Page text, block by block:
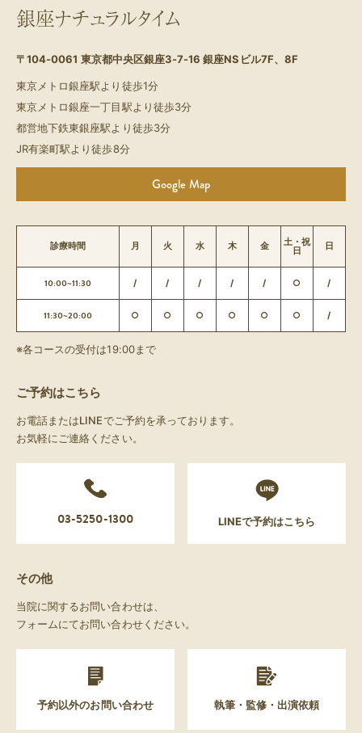
銀座ナチュラルタイム
〒104-0061 東京都中央区銀座3-7-16 銀座NSビル7F、8F
東京メトロ銀座駅より徒歩1分
東京メトロ銀座一丁目駅より徒歩3分
都営地下鉄東銀座駅より徒歩3分
JR有楽町駅より徒歩8分
Google Map
診療時間 月 火 水 木 金 土・祝
日 日
10:00~11:30 / / / / / ○ /
11:30~20:00 ○ ○ ○ ○ ○ ○ /
※各コースの受付は19:00まで
ご予約はこちら
お電話またはLINEでご予約を承っております。
お気軽にご連絡ください。
03-5250-1300 LINEで予約はこちら
その他
当院に関するお問い合わせは、
フォームにてお問い合わせください。
予約以外のお問い合わせ 執筆・監修・出演依頼